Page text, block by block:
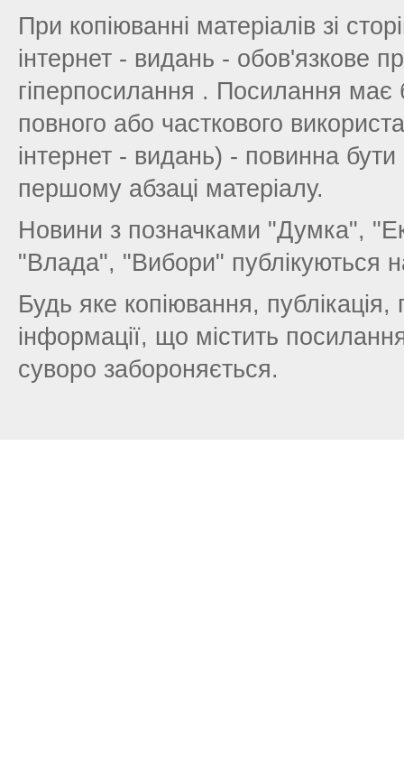
При копіюванні матеріалів зі
інтернет - видань - обов'язкове
гіперпосилання . Посилання має
повного або часткового
інтернет - видань) - повинна
першому абзаці матеріалу.
Новини з позначками "Думка",
"Влада", "Вибори" публікуються
Будь яке копіювання,
інформації, що містить
суворо забороняється.